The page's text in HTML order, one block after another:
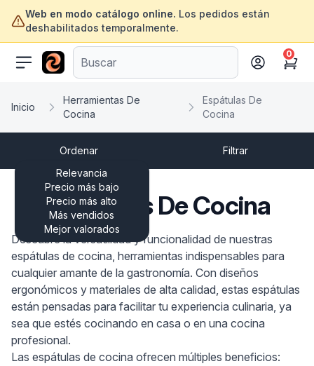
Web en modo catálogo online. Los pedidos están
deshabilitados temporalmente.
ofertasinformatica.com
Cart
0
Inicio
Herramientas De
Cocina
Espátulas De
Cocina
Ordenar
Relevancia
Precio más bajo
Precio más alto
Más vendidos
Mejor valorados
Filtrar
Espátulas De Cocina
Descubre la versatilidad y funcionalidad de nuestras
espátulas de cocina, herramientas indispensables para
cualquier amante de la gastronomía. Con diseños
ergonómicos y materiales de alta calidad, estas espátulas
están pensadas para facilitar tu experiencia culinaria, ya
sea que estés cocinando en casa o en una cocina
profesional.
Las espátulas de cocina ofrecen múltiples beneficios: